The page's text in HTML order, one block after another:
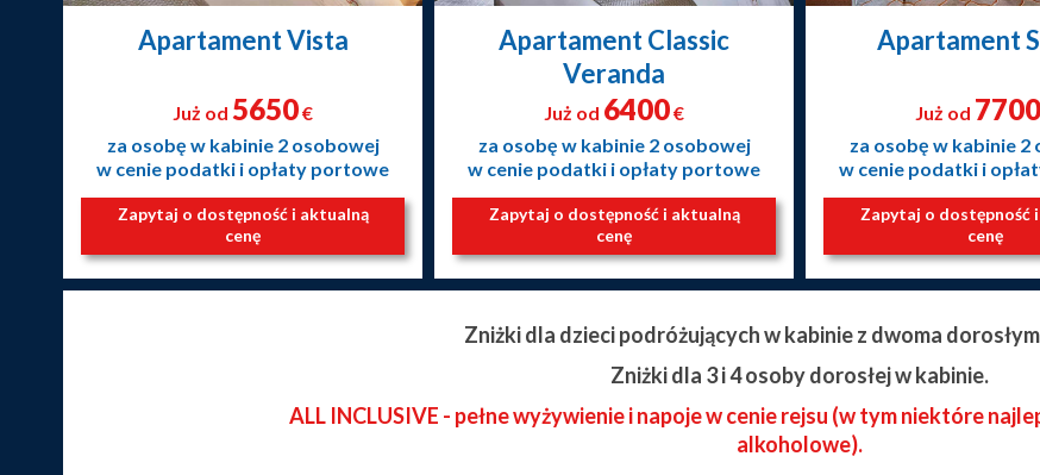
Apartament Vista
Już od 5650€
za osobę w kabinie 2 osobowej
w cenie podatki i opłaty portowe
Zapytaj o dostępność i aktualną
cenę
Apartament Classic
Veranda
Już od 6400€
za osobę w kabinie 2 osobowej
w cenie podatki i opłaty portowe
Zapytaj o dostępność i aktualną
cenę
Apartament
Już od 7700
za osobę w kabinie 2
w cenie podatki i
Zapytaj o dostępność
cenę
Zniżki dla dzieci podróżujących w kabinie z dwoma
Zniżki dla 3 i 4 osoby dorosłej w kabinie.
ALL INCLUSIVE - pełne wyżywienie i napoje w cenie rejsu (w tym niektóre
alkoholowe).